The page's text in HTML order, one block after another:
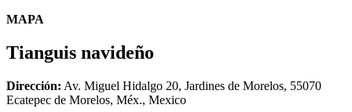
MAPA
Tianguis navideño
Dirección: Av. Miguel Hidalgo 20, Jardines de Morelos, 55070
Ecatepec de Morelos, Méx., Mexico